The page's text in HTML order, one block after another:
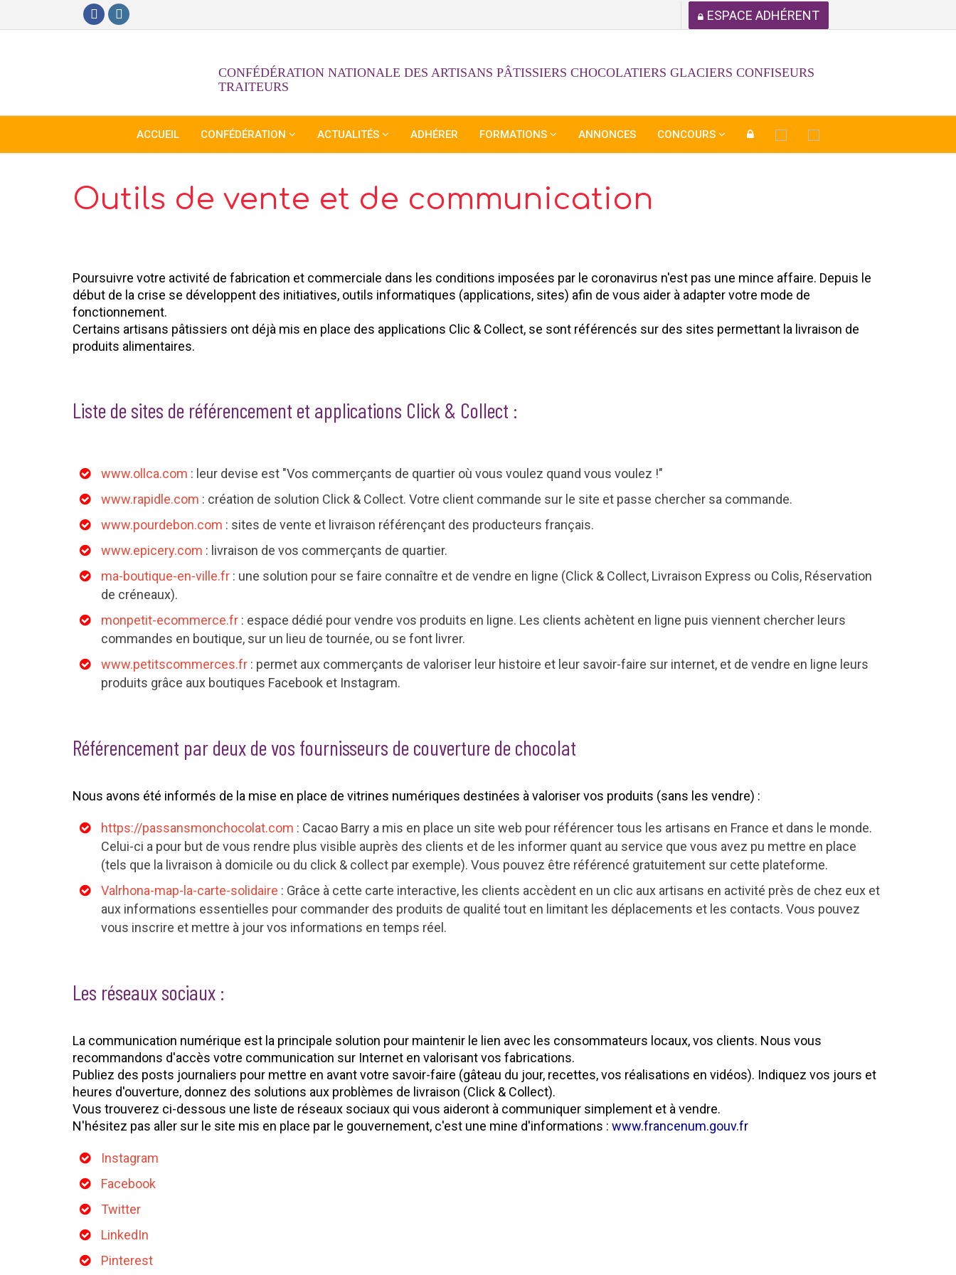
ESPACE ADHÉRENT
CONFÉDÉRATION NATIONALE DES ARTISANS PÂTISSIERS CHOCOLATIERS GLACIERS CONFISEURS
TRAITEURS
ACCUEIL CONFÉDÉRATION ACTUALITÉS ADHÉRER FORMATIONS ANNONCES CONCOURS
Outils de vente et de communication
Poursuivre votre activité de fabrication et commerciale dans les conditions imposées par le coronavirus n'est pas une mince affaire. Depuis le
début de la crise se développent des initiatives, outils informatiques (applications, sites) afin de vous aider à adapter votre mode de
fonctionnement.
Certains artisans pâtissiers ont déjà mis en place des applications Clic & Collect, se sont référencés sur des sites permettant la livraison de
produits alimentaires.
Liste de sites de référencement et applications Click & Collect :
www.ollca.com : leur devise est "Vos commerçants de quartier où vous voulez quand vous voulez !"
www.rapidle.com : création de solution Click & Collect. Votre client commande sur le site et passe chercher sa commande.
www.pourdebon.com : sites de vente et livraison référençant des producteurs français.
www.epicery.com : livraison de vos commerçants de quartier.
ma-boutique-en-ville.fr : une solution pour se faire connaître et de vendre en ligne (Click & Collect, Livraison Express ou Colis, Réservation
de créneaux).
monpetit-ecommerce.fr : espace dédié pour vendre vos produits en ligne. Les clients achètent en ligne puis viennent chercher leurs
commandes en boutique, sur un lieu de tournée, ou se font livrer.
www.petitscommerces.fr : permet aux commerçants de valoriser leur histoire et leur savoir-faire sur internet, et de vendre en ligne leurs
produits grâce aux boutiques Facebook et Instagram.
Référencement par deux de vos fournisseurs de couverture de chocolat
Nous avons été informés de la mise en place de vitrines numériques destinées à valoriser vos produits (sans les vendre) :
https://passansmonchocolat.com : Cacao Barry a mis en place un site web pour référencer tous les artisans en France et dans le monde.
Celui-ci a pour but de vous rendre plus visible auprès des clients et de les informer quant au service que vous avez pu mettre en place
(tels que la livraison à domicile ou du click & collect par exemple). Vous pouvez être référencé gratuitement sur cette plateforme.
Valrhona-map-la-carte-solidaire : Grâce à cette carte interactive, les clients accèdent en un clic aux artisans en activité près de chez eux et
aux informations essentielles pour commander des produits de qualité tout en limitant les déplacements et les contacts. Vous pouvez
vous inscrire et mettre à jour vos informations en temps réel.
Les réseaux sociaux :
La communication numérique est la principale solution pour maintenir le lien avec les consommateurs locaux, vos clients. Nous vous
recommandons d'accès votre communication sur Internet en valorisant vos fabrications.
Publiez des posts journaliers pour mettre en avant votre savoir-faire (gâteau du jour, recettes, vos réalisations en vidéos). Indiquez vos jours et
heures d'ouverture, donnez des solutions aux problèmes de livraison (Click & Collect).
Vous trouverez ci-dessous une liste de réseaux sociaux qui vous aideront à communiquer simplement et à vendre.
N'hésitez pas aller sur le site mis en place par le gouvernement, c'est une mine d'informations : www.francenum.gouv.fr
Instagram
Facebook
Twitter
LinkedIn
Pinterest